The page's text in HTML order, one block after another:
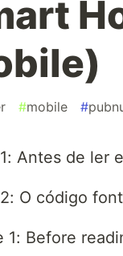
#mobile #
Antes de ler
O código
1: Before